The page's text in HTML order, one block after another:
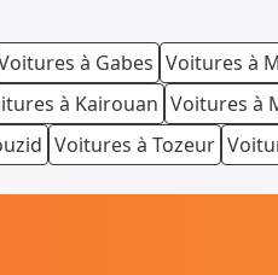
à Gabes Voitures à
à Kairouan Voitures à
Voitures à Tozeur